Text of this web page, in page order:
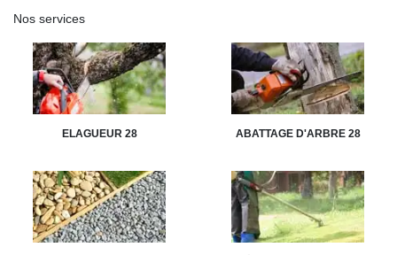
Nos services
ELAGUEUR 28 ABATTAGE D'ARBRE 28